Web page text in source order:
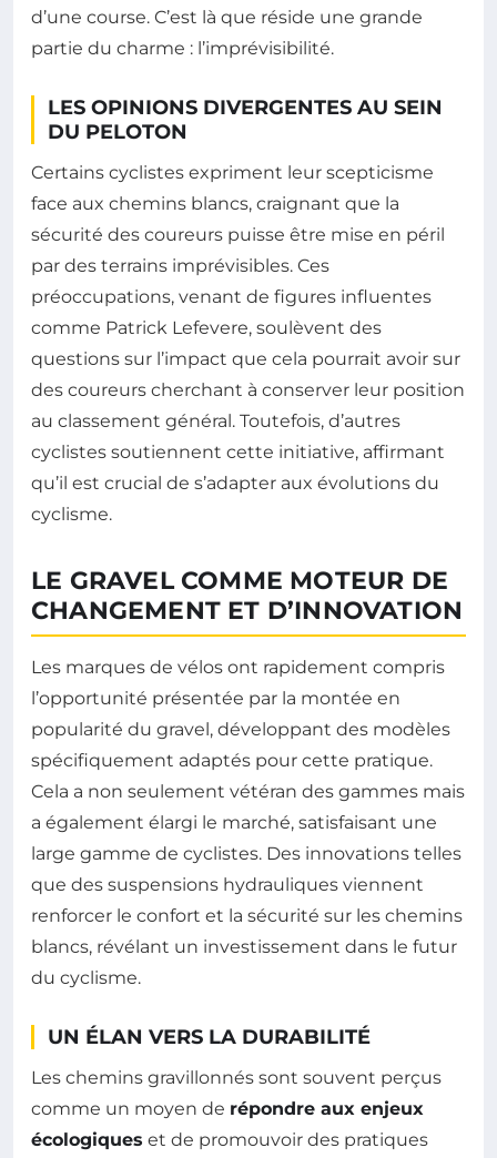
d’une course. C’est là que réside une grande
partie du charme : l’imprévisibilité.
LES OPINIONS DIVERGENTES AU SEIN
DU PELOTON
Certains cyclistes expriment leur scepticisme
face aux chemins blancs, craignant que la
sécurité des coureurs puisse être mise en péril
par des terrains imprévisibles. Ces
préoccupations, venant de figures influentes
comme Patrick Lefevere, soulèvent des
questions sur l’impact que cela pourrait avoir sur
des coureurs cherchant à conserver leur position
au classement général. Toutefois, d’autres
cyclistes soutiennent cette initiative, affirmant
qu’il est crucial de s’adapter aux évolutions du
cyclisme.
LE GRAVEL COMME MOTEUR DE
CHANGEMENT ET D’INNOVATION
Les marques de vélos ont rapidement compris
l’opportunité présentée par la montée en
popularité du gravel, développant des modèles
spécifiquement adaptés pour cette pratique.
Cela a non seulement vétéran des gammes mais
a également élargi le marché, satisfaisant une
large gamme de cyclistes. Des innovations telles
que des suspensions hydrauliques viennent
renforcer le confort et la sécurité sur les chemins
blancs, révélant un investissement dans le futur
du cyclisme.
UN ÉLAN VERS LA DURABILITÉ
Les chemins gravillonnés sont souvent perçus
comme un moyen de répondre aux enjeux
écologiques et de promouvoir des pratiques